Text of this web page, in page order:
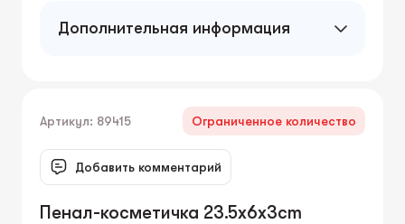
Дополнительная информация
Артикул: 89415 Ограниченное количество
Добавить комментарий
Пенал-косметичка 23.5x6x3cm